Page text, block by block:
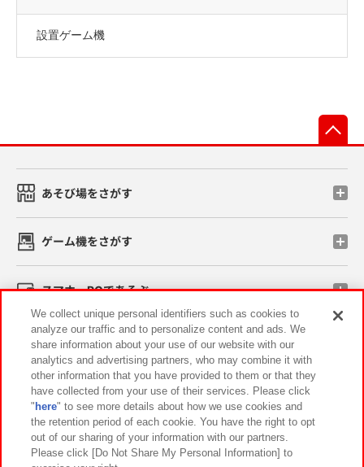
設置ゲーム機
あそび場をさがす
ゲーム機をさがす
スマホ・PCであそぶ
イベント・キャンペーン
関連会社 サステナビリティ サイトポリシー
プライバシーポリシー ウェブアクセシビリティ方針と検証結果
We collect unique personal identifiers such as cookies to
analyze our traffic and to personalize content and ads. We
share information about your use of our website with our
analytics and advertising partners, who may combine it with
other information that you have provided to them or that they
have collected from your use of their services. Please click
" here" to see more details about how we use cookies and
the retention period of each cookie. You have the right to opt
out of our sharing of your information with our partners.
Please click [Do Not Share My Personal Information] to